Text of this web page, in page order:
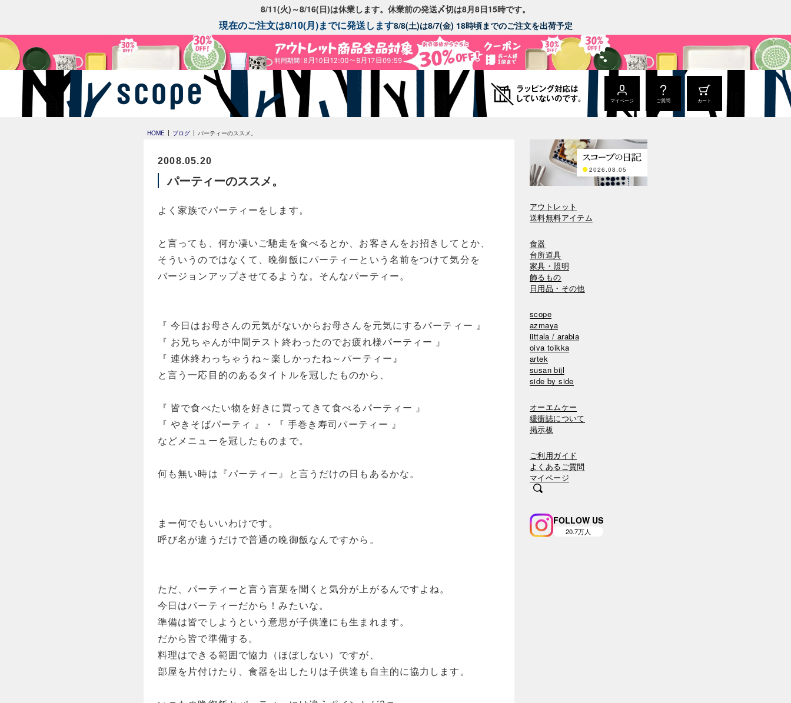
8/11(火)～8/16(日)は休業します。休業前の発送〆切は8月8日15時です。
現在のご注文は8/10(月)までに発送します8/8(土)は8/7(金) 18時頃までのご注文を出荷予定
マイページ ご質問 カート
HOME ブログ パーティーのススメ。
2008.05.20
パーティーのススメ。
よく家族でパーティーをします。
と言っても、何か凄いご馳走を食べるとか、お客さんをお招きしてとか、
そういうのではなくて、晩御飯にパーティーという名前をつけて気分を
バージョンアップさせてるような。そんなパーティー。
『 今日はお母さんの元気がないからお母さんを元気にするパーティー 』
『 お兄ちゃんが中間テスト終わったのでお疲れ様パーティー 』
『 連休終わっちゃうね～楽しかったね～パーティー』
と言う一応目的のあるタイトルを冠したものから、
『 皆で食べたい物を好きに買ってきて食べるパーティー 』
『 やきそばパーティ 』・『 手巻き寿司パーティー 』
などメニューを冠したものまで。
何も無い時は『パーティー』と言うだけの日もあるかな。
まー何でもいいわけです。
呼び名が違うだけで普通の晩御飯なんですから。
ただ、パーティーと言う言葉を聞くと気分が上がるんですよね。
今日はパーティーだから！みたいな。
準備は皆でしようという意思が子供達にも生まれます。
だから皆で準備する。
料理はできる範囲で協力（ほぼしない）ですが、
部屋を片付けたり、食器を出したりは子供達も自主的に協力します。
2026.08.05
アウトレット
送料無料アイテム
食器
台所道具
家具・照明
飾るもの
日用品・その他
scope
azmaya
iittala / arabia
oiva toikka
artek
susan bijl
side by side
オーエムケー
緩衝誌について
掲示板
ご利用ガイド
よくあるご質問
マイページ
FOLLOW US